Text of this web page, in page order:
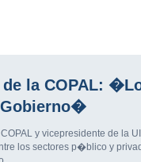
la COPAL:
y vicepresidente de la
los sectores p�blico y